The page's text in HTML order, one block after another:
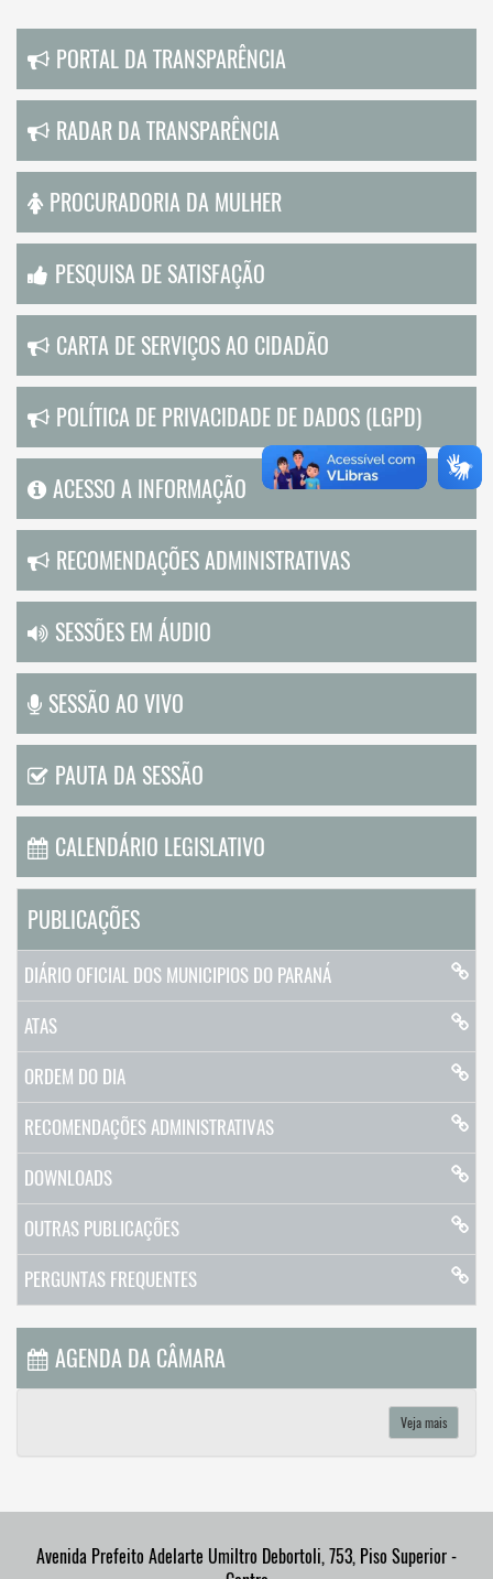
PORTAL DA TRANSPARÊNCIA
RADAR DA TRANSPARÊNCIA
PROCURADORIA DA MULHER
PESQUISA DE SATISFAÇÃO
CARTA DE SERVIÇOS AO CIDADÃO
POLÍTICA DE PRIVACIDADE DE DADOS (LGPD)
ACESSO A INFORMAÇÃO
RECOMENDAÇÕES ADMINISTRATIVAS
SESSÕES EM ÁUDIO
SESSÃO AO VIVO
PAUTA DA SESSÃO
CALENDÁRIO LEGISLATIVO
PUBLICAÇÕES
DIÁRIO OFICIAL DOS MUNICIPIOS DO PARANÁ
ATAS
ORDEM DO DIA
RECOMENDAÇÕES ADMINISTRATIVAS
DOWNLOADS
OUTRAS PUBLICAÇÕES
PERGUNTAS FREQUENTES
AGENDA DA CÂMARA
Veja mais
Avenida Prefeito Adelarte Umiltro Debortoli, 753, Piso Superior -